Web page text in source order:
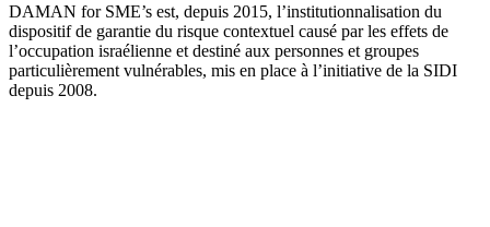
DAMAN for SME’s est, depuis 2015, l’institutionnalisation du
dispositif de garantie du risque contextuel causé par les effets de
l’occupation israélienne et destiné aux personnes et groupes
particulièrement vulnérables, mis en place à l’initiative de la SIDI
depuis 2008.